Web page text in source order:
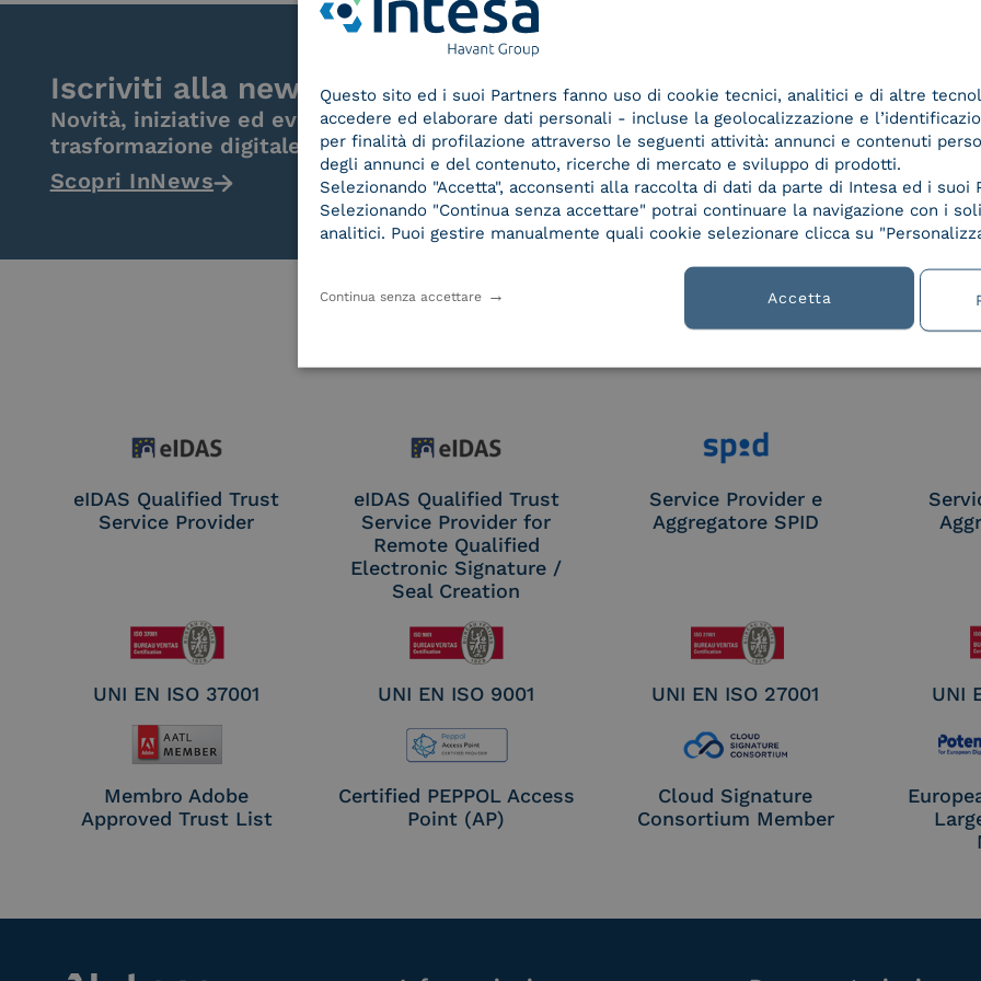
Iscriviti alla newsletter
Novità, iniziative ed eventi dal mondo della
trasformazione digitale.
Scopri InNews
Le nostre certificazioni
eIDAS Qualified Trust
Service Provider
eIDAS Qualified Trust
Service Provider for
Remote Qualified
Electronic Signature /
Seal Creation
Service Provider e
Aggregatore SPID
UNI EN ISO 37001 UNI EN ISO 9001 UNI EN ISO 27001 UNI
Membro Adobe
Approved Trust List
Certified PEPPOL Access
Point (AP)
Cloud Signature
Consortium Member
Questo sito ed i suoi Partners fanno uso di cookie tecnici, analitici e di altre
accedere ed elaborare dati personali - incluse la geolocalizzazione e
per finalità di profilazione attraverso le seguenti attività: annunci e contenuti
degli annunci e del contenuto, ricerche di mercato e sviluppo di prodotti.
Selezionando "Accetta", acconsenti alla raccolta di dati da parte di Intesa ed i suoi
Selezionando "Continua senza accettare" potrai continuare la navigazione con i
analitici. Puoi gestire manualmente quali cookie selezionare clicca su
Accetta
Continua senza accettare